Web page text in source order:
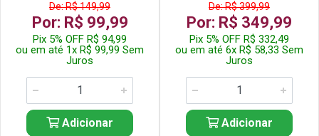
De: R$ 149,99
Por: R$ 99,99
Pix 5% OFF R$ 94,99
ou em até 1x R$ 99,99 Sem
Juros
Adicionar
De: R$ 399,99
Por: R$ 349,99
Pix 5% OFF R$ 332,49
ou em até 6x R$ 58,33 Sem
Juros
Adicionar